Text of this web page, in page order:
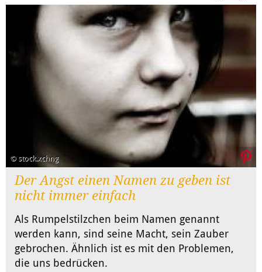
© stock.xchng
Der Angst einen Namen zu geben ist
nicht immer einfach
Als Rumpelstilzchen beim Namen genannt
werden kann, sind seine Macht, sein Zauber
gebrochen. Ähnlich ist es mit den Problemen,
die uns bedrücken.